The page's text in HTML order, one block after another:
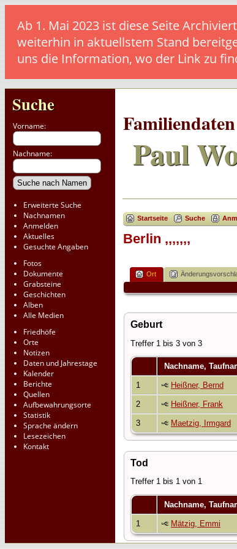
Ab 1. Mai 2023 ist diese Seite
weiterhin in aktuellstem Stand
uns die Information, wo der Link zu
Suche
Vorname:
Nachname:
Erweiterte Suche
Nachnamen
Anmelden
Aktuelles
Gesuchte Angaben
Fotos
Dokumente
Grabsteine
Geschichten
Alben
Alle Medien
Friedhöfe
Orte
Notizen
Daten und Jahrestage
Kalender
Berichte
Quellen
Aufbewahrungsorte
Statistik
Sprache ändern
Lesezeichen
Kontakt
Paul
Startseite Suche
Berlin ,,,,,,,
Ort
Geburt
Treffer 1 bis 3 von 3
Nachname,
1 Heißner, Bernd
2 Heißner, Frank
3 Maetzig, Irmgard
Tod
Treffer 1 bis 1 von 1
Nachname,
1 Mätzig, Emmi